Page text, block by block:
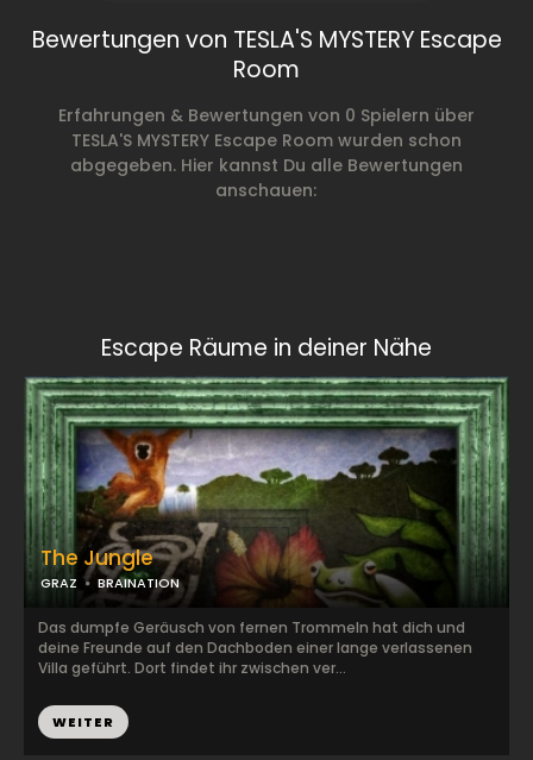
Bewertungen von TESLA'S MYSTERY Escape
Room
Erfahrungen & Bewertungen von 0 Spielern über
TESLA'S MYSTERY Escape Room wurden schon
abgegeben. Hier kannst Du alle Bewertungen
anschauen:
Escape Räume in deiner Nähe
The Jungle
GRAZ BRAINATION
Das dumpfe Geräusch von fernen Trommeln hat dich und
deine Freunde auf den Dachboden einer lange verlassenen
Villa geführt. Dort findet ihr zwischen ver...
WEITER